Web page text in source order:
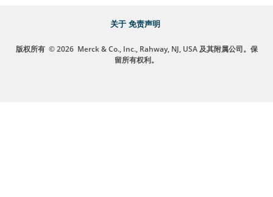
关于 免责声明
版权所有 © 2026 Merck & Co., Inc., Rahway, NJ, USA 及其附属公司。保
留所有权利。